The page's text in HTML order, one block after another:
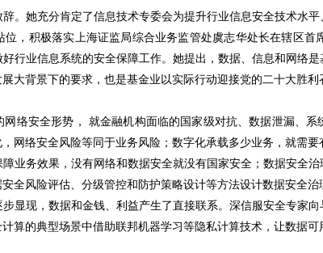
她充分肯定了信息技术专委会为提升行业信息安全技术水平
，积极落实上海证监局综合业务监管处虞志华处长在辖区
行业信息系统的安全保障工作。她提出，数据、信息和网络
大背景下的要求，也是基金业以实际行动迎接党的二十大胜利
安全形势， 就金融机构面临的国家级对抗、数据泄漏、系
网络安全风险等同于业务风险；数字化承载多少业务，就需
业务效果，没有网络和数据安全就没有国家安全；数据安全
全风险评估、分级管控和防护策略设计等方法设计数据安全治
显现，数据和金钱、利益产生了直接联系。深信服安全专家
算的典型场景中借助联邦机器学习等隐私计算技术，让数据可